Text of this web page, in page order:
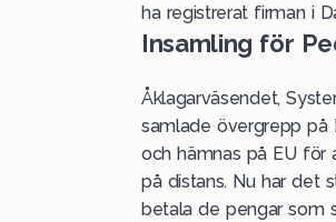
ha registrerat firman i
Insamling för
Åklagarväsendet,
samlade övergrepp på
och hämnas på EU för
på distans. Nu har det
betala de pengar som